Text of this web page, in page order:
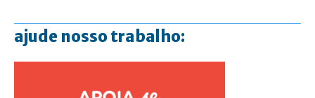
ajude nosso trabalho: